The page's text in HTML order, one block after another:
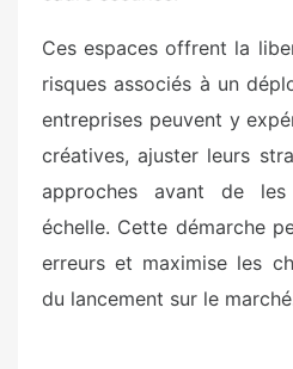
Ces espaces offrent la
risques associés à un
entreprises peuvent y
créatives, ajuster leurs
approches avant de
échelle. Cette démarche
erreurs et maximise les
du lancement sur le